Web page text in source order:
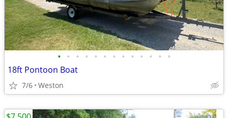
• • • • • • • • • • • • •
18ft Pontoon Boat
7/6 Weston